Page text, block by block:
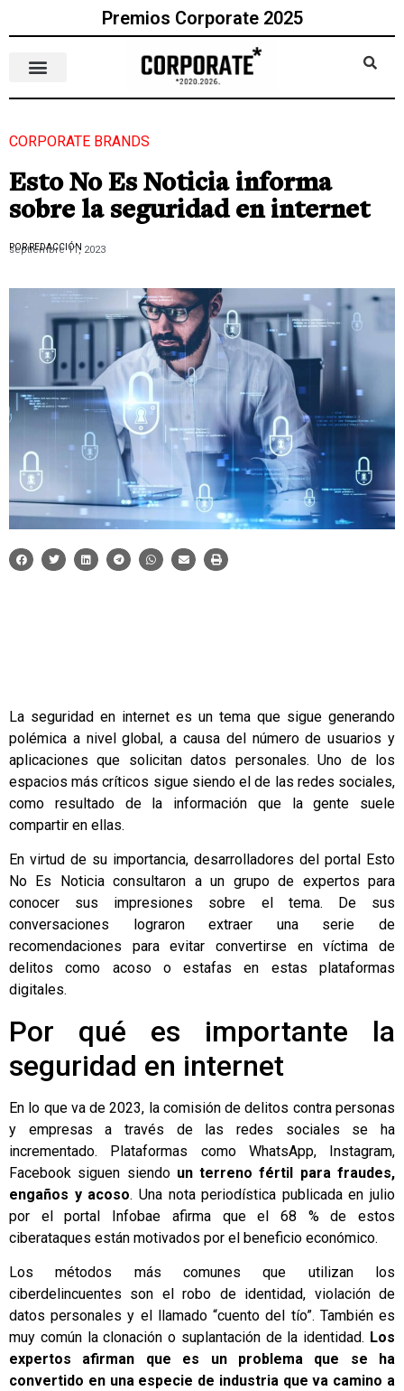
Premios Corporate 2025
CORPORATE BRANDS
Esto No Es Noticia informa
sobre la seguridad en internet
POR REDACCIÓN
septiembre 11, 2023
La seguridad en internet es un tema que sigue generando
polémica a nivel global, a causa del número de usuarios y
aplicaciones que solicitan datos personales. Uno de los
espacios más críticos sigue siendo el de las redes sociales,
como resultado de la información que la gente suele
compartir en ellas.
En virtud de su importancia, desarrolladores del portal
Esto
No Es Noticiaconsultaron a un grupo de expertos para
conocer sus impresiones sobre el tema. De sus
conversaciones lograron extraer una serie de
recomendaciones para evitar convertirse en víctima de
delitos como acoso o estafas en estas plataformas
digitales.
Por qué es importante la
seguridad en internet
En lo que va de 2023, la comisión de delitos contra personas
y empresas a través de las redes sociales se ha
incrementado. Plataformas como WhatsApp, Instagram,
Facebook siguen siendoun terreno fértil para fraudes,
engaños y acoso. Una nota periodística publicada en julio
por el portal Infobae afirma que el 68 % de estos
ciberataques están motivados por el beneficio económico.
Los métodos más comunes que utilizan los
ciberdelincuentes son el robo de identidad, violación de
datos personales y el llamado “cuento del tío”. También es
muy común la clonación o suplantación de la identidad. Los
expertos afirman que es un problema que se ha
convertido en una especie de industria que va camino a